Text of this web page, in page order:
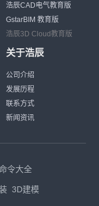
浩辰CAD电气教育版
GstarBIM 教育版
浩辰3D Cloud教育版
关于浩辰
公司介绍
发展历程
联系方式
新闻资讯
令大全
3D建模